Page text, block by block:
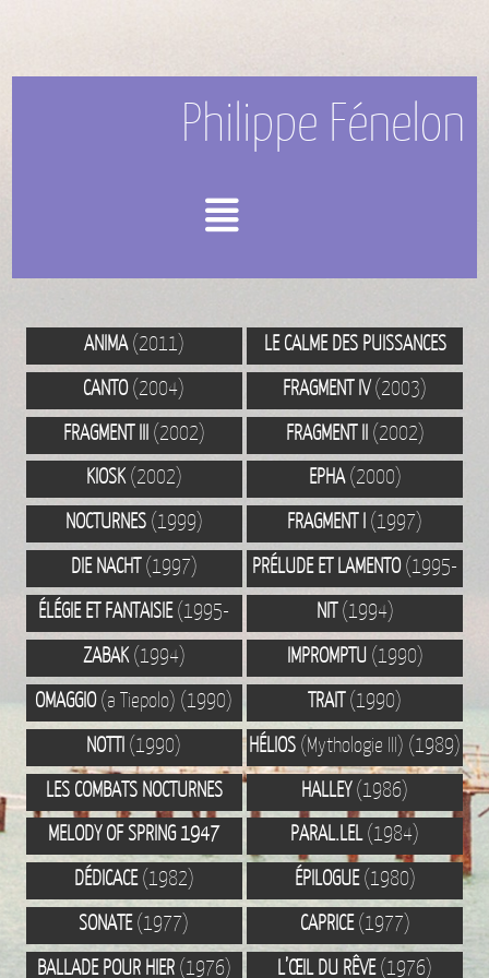
Philippe Fénelon
ANIMA(2011)
LE CALME DES PUISSANCES
(2008)
CANTO(2004) FRAGMENT IV(2003)
FRAGMENT III(2002) FRAGMENT II(2002)
KIOSK(2002) EPHA(2000)
NOCTURNES(1999) FRAGMENT I (1997)
DIE NACHT(1997) PRÉLUDE ET LAMENTO(1995-
96)
ÉLÉGIE ET FANTAISIE(1995-
96)
NIT(1994)
ZABAK(1994) IMPROMPTU(1990)
OMAGGIO(a Tiepolo) (1990) TRAIT(1990)
NOTTI (1990) HÉLIOS (Mythologie III) (1989)
LES COMBATS NOCTURNES
(1986-1987)
HALLEY(1986)
MELODY OF SPRING 1947
(1984)
PARAL.LEL(1984)
DÉDICACE(1982) ÉPILOGUE(1980)
SONATE(1977) CAPRICE(1977)
BALLADE POUR HIER(1976) L’ŒIL DU RÊVE(1976)